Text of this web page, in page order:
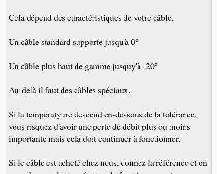
Cela dépend des caractéristiques de votre câble.
Un câble standard supporte jusqu'à 0°
Un câble plus haut de gamme jusquy'à -20°
Au-delà il faut des câbles spéciaux.
Si la températyure descend en-dessous de la tolérance,
vous risquez d'avoir une perte de débit plus ou moins
importante mais cela doit continuer à fonctionner.
Si le câble est acheté chez nous, donnez la référence et on